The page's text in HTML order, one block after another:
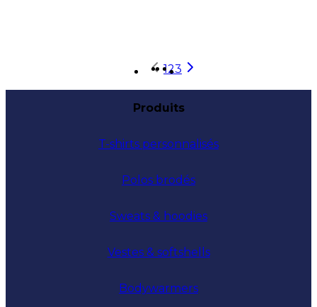
123
Produits
T-shirts personnalisés
Polos brodés
Sweats & hoodies
Vestes & softshells
Bodywarmers